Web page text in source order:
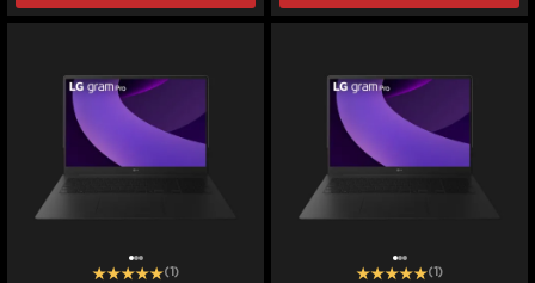
(Standard)
(1) (1)